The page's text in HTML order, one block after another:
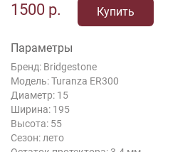
1500 р. Купить
Параметры
Бренд: Bridgestone
Модель: Turanza ER300
Диаметр: 15
Ширина: 195
Высота: 55
Сезон: лето